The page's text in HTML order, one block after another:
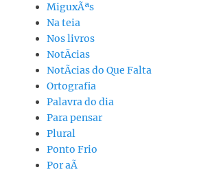
MiguxÃªs
Na teia
Nos livros
NotÃ­cias
NotÃ­cias do Que Falta
Ortografia
Palavra do dia
Para pensar
Plural
Ponto Frio
Por aÃ­